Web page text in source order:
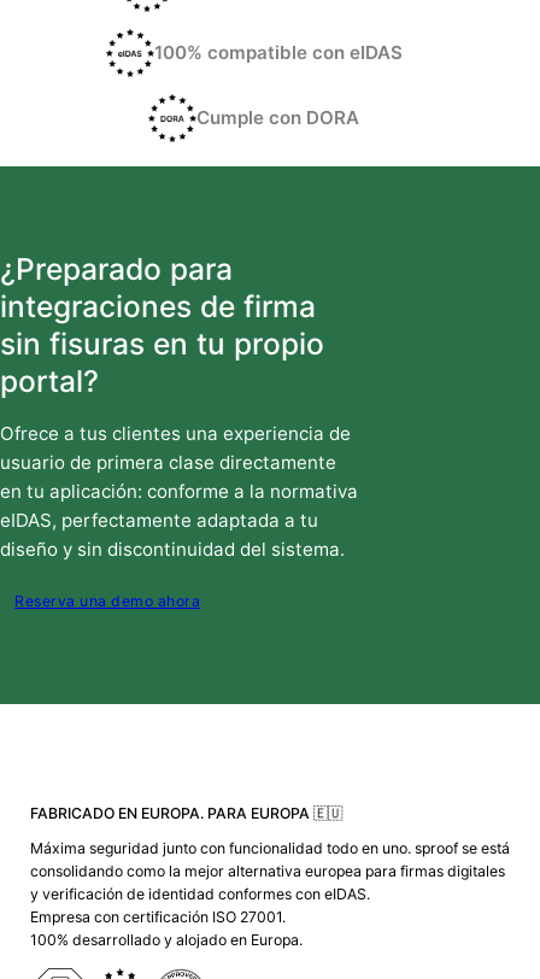
100% compatible con eIDAS
Cumple con DORA
¿Preparado para
integraciones de firma
sin fisuras en tu propio
portal?
Ofrece a tus clientes una experiencia de
usuario de primera clase directamente
en tu aplicación: conforme a la normativa
eIDAS, perfectamente adaptada a tu
diseño y sin discontinuidad del sistema.
Reserva una demo ahora
FABRICADO EN EUROPA. PARA EUROPA 🇪🇺
Máxima seguridad junto con funcionalidad todo en uno. sproof se está
consolidando como la mejor alternativa europea para firmas digitales
y verificación de identidad conformes con eIDAS.
Empresa con certificación ISO 27001.
100% desarrollado y alojado en Europa.